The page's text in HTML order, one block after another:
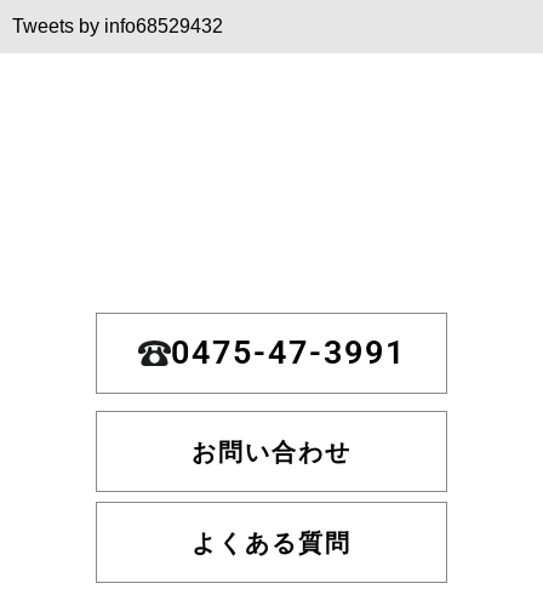
Tweets by info68529432
0475-47-3991
お問い合わせ
よくある質問